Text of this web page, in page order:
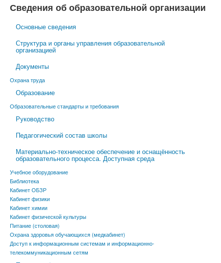
Сведения об образовательной организации
Основные сведения
Структура и органы управления образовательной
организацией
Документы
Охрана труда
Образование
Образовательные стандарты и требования
Руководство
Педагогический состав школы
Материально-техническое обеспечение и оснащённость
образовательного процесса. Доступная среда
Учебное оборудование
Библиотека
Кабинет ОБЗР
Кабинет физики
Кабинет химии
Кабинет физической культуры
Питание (столовая)
Охрана здоровья обучающихся (медкабинет)
Доступ к информационным системам и информационно-
телекоммуникационным сетям